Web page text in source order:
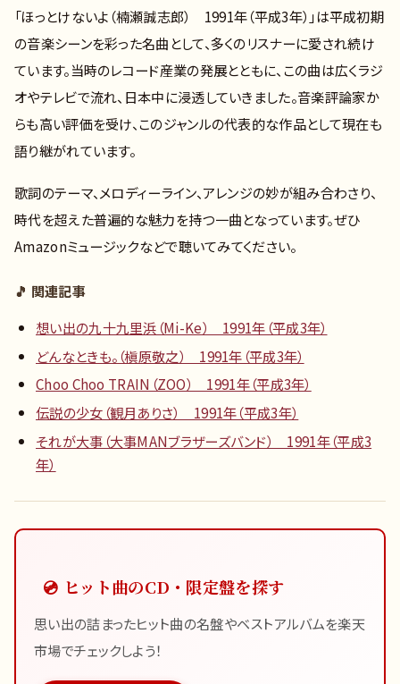
「ほっとけないよ（楠瀬誠志郎） 1991年（平成3年）」は平成初期
の音楽シーンを彩った名曲として、多くのリスナーに愛され続け
ています。当時のレコード産業の発展とともに、この曲は広くラジ
オやテレビで流れ、日本中に浸透していきました。音楽評論家か
らも高い評価を受け、このジャンルの代表的な作品として現在も
語り継がれています。
歌詞のテーマ、メロディーライン、アレンジの妙が組み合わさり、
時代を超えた普遍的な魅力を持つ一曲となっています。ぜひ
Amazonミュージックなどで聴いてみてください。
🎵 関連記事
想い出の九十九里浜（Mi-Ke） 1991年（平成3年）
どんなときも。（槇原敬之） 1991年（平成3年）
Choo Choo TRAIN（ZOO） 1991年（平成3年）
伝説の少女（観月ありさ） 1991年（平成3年）
それが大事（大事MANブラザーズバンド） 1991年（平成3
年）
💿 ヒット曲のCD・限定盤を探す
思い出の詰まったヒット曲の名盤やベストアルバムを楽天
市場でチェックしよう！